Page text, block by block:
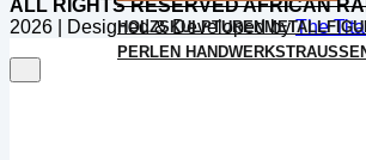
HOLZSKULPTUREN
PERLEN HANDWERK
ALL RIGHTS RESERVED AFRICAN
2026 | Designed & Developed byThe